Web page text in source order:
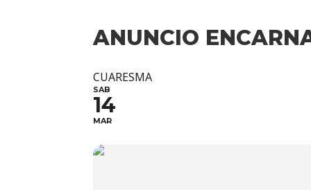
ANUNCIO
CUARESMA
SAB
14
MAR